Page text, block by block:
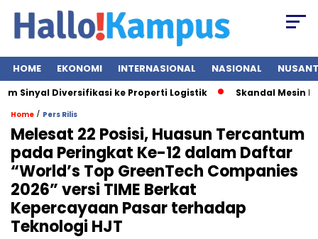
HOME EKONOMI INTERNASIONAL NASIONAL
Sinyal Diversifikasi ke Properti Logistik Skandal Mesin
Home / Pers Rilis
Melesat 22 Posisi, Huasun Tercantum
pada Peringkat Ke-12 dalam Daftar
“World’s Top GreenTech Companies
2026” versi TIME Berkat
Kepercayaan Pasar terhadap
Teknologi HJT